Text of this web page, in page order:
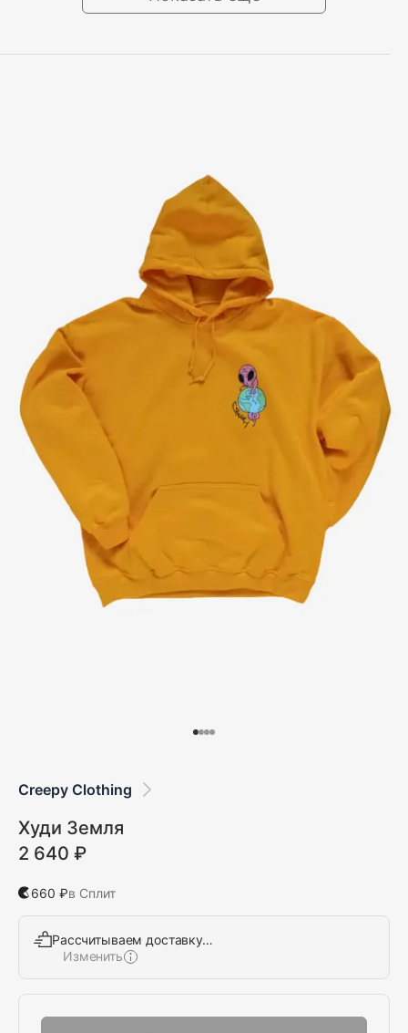
Creepy Clothing
Худи Земля
2 640 ₽
660 ₽в Сплит
Рассчитываем доставку…
Изменить